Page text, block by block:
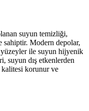
suyun temizliği,
sahiptir. Modern depolar,
ile suyun hijyenik
suyun dış etkenlerden
korunur ve